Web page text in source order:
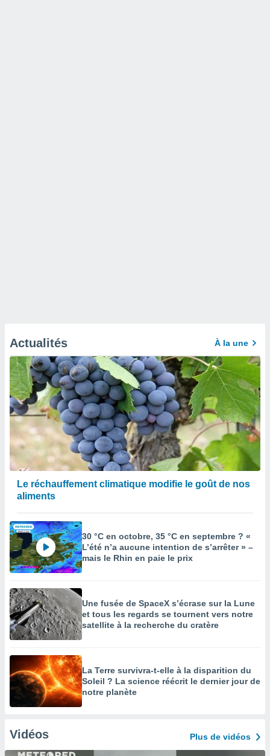
Actualités À la une
Le réchauffement climatique modifie le goût de nos
aliments
30 °C en octobre, 35 °C en septembre ? «
L’été n’a aucune intention de s’arrêter » –
mais le Rhin en paie le prix
Une fusée de SpaceX s’écrase sur la Lune
et tous les regards se tournent vers notre
satellite à la recherche du cratère
La Terre survivra-t-elle à la disparition du
Soleil ? La science réécrit le dernier jour de
notre planète
Vidéos Plus de vidéos